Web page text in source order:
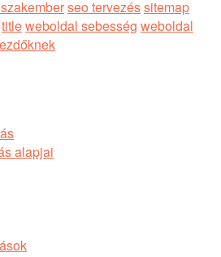
seo tervezéssitemap
titleweboldal sebesség weboldal
alapjai